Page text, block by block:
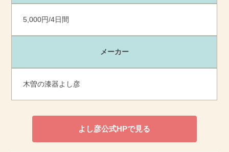
5,000円/4日間
メーカー
木曽の漆器よし彦
よし彦公式HPで見る